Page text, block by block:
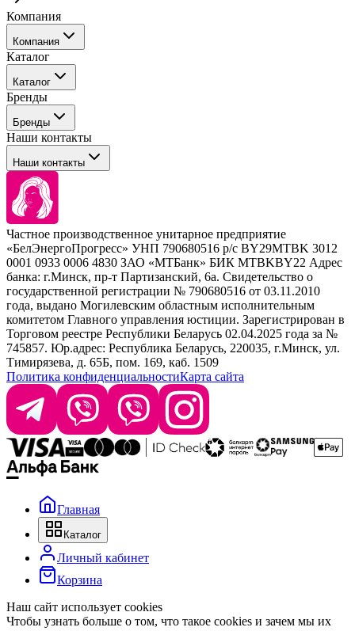
Компания
Компания
События
Покупателю
Каталог
Каталог
Профессиональные средства для окрашивания волос
Сервисные средства
Уход
Стайлинг
Брови и ресницы
Барберинг
Наборы
Расходные материалы
Бренды
Бренды
Tefia
Concept
Kezy
Barex
Sim Sensitive
Kebren
Selective Professional
White Line
Наши контакты
Наши контакты
+ 375 44 7233514
+ 375 29 1649505
info@krasabel.by
Офис: г. Минск, ул. Тимирязева 65Б, офис 1509
Склад: г. Минск, ул. Домбровская, 15
Время работы: пн–чт 9:00–17:30, пт 9:00–17:00
Частное производственное унитарное предприятие
«БелЭнергоПрогресс» УНП 790680516 р/с BY29MTBK 3012
0001 0933 0006 4830 ЗАО «МТБанк» БИК MTBKBY22 Адрес
банка: г.Минск, пр-т Партизанский, 6а. Свидетельство о
государственной регистрации № 790680516 от 03.11.2010
года, выдано Могилевским областным исполнительным
комитетом Главного управления юстиции. Зарегистрирован в
Торговом реестре Республики Беларусь 02.04.2025 года за №
745857. Юр.адрес: Республика Беларусь, 220035, г.Минск, ул.
Тимирязева, д. 65Б, пом. 169, каб. 1509
Политика конфиденциальностиКарта сайта
Главная
Каталог
Личный кабинет
Корзина
Наш сайт использует cookies
Чтобы узнать больше о том, что такое cookies и зачем мы их